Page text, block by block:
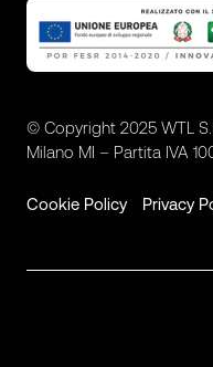
© Copyright 2025 WTL
Milano MI – Partita IVA
Cookie Policy Privacy